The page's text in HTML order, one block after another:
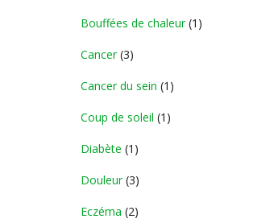
Bouffées de chaleur(1)
Cancer(3)
Cancer du sein (1)
Coup de soleil (1)
Diabète (1)
Douleur(3)
Eczéma (2)